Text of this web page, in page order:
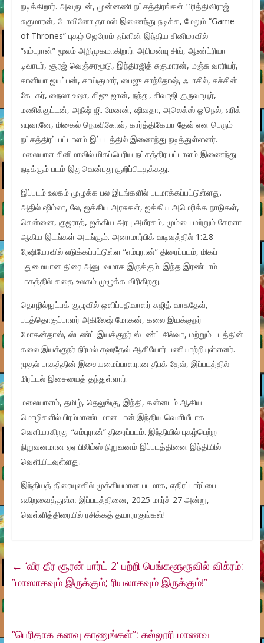
நடிக்கிறார். அவருடன், முன்னணி நட்சத்திரங்கள் பிரித்திவிராஜ்
சுகுமாரன், டோவினோ தாமஸ் இணைந்து நடிக்க, மேலும் “Game
of Thrones” புகழ் ஜெரோம் ஃப்ளின் இந்திய சினிமாவில்
“எம்புரான்” மூலம் அறிமுகமாகிறார். அபிமன்யு சிங், ஆண்ட்ரியா
டிவாடர், சூரஜ் வெஞ்சரமூடு, இந்திரஜித் சுகுமாரன், மஞ்சு வாரியர்,
சானியா ஐயப்பன், சாய்குமார், பைஜு சாந்தோஷ், ஃபாசில், சச்சின்
கேடகர், நைலா உஷா, கிஜு ஜான், நந்து, சிவாஜி குருவாயூர்,
மணிக்குட்டன், அநீஷ் ஜி. மேனன், ஷிவதா, அலெக்ஸ் ஓ’நெல், எரிக்
எபுவானே, மிகைல் நொவிகோவ், கார்த்திகேயா தேவ் என பெரும்
நட்சத்திரப் பட்டாளம் இப்படத்தில் இணைந்து நடித்துள்ளனர்.
மலையாள சினிமாவில் மிகப்பெரிய நட்சத்திர பட்டாளம் இணைந்து
நடிக்கும் படம் இதுவென்பது குறிப்பிடதக்கது.
இப்படம் உலகம் முழுக்க பல இடங்களில் படமாக்கப்பட்டுள்ளது.
அதில் ஷிம்லா, லே, ஐக்கிய அரசுகள், ஐக்கிய அமெரிக்க நாடுகள்,
சென்னை, குஜராத், ஐக்கிய அரபு அமீரகம், மும்பை மற்றும் கேரளா
ஆகிய இடங்கள் அடங்கும். அனாமார்பிக் வடிவத்தில் 1:2.8
ரேஷியோவில் எடுக்கப்பட்டுள்ள “எம்புரான்” திரைப்படம், மிகப்
புதுமையான திரை அனுபவமாக இருக்கும். இந்த இரண்டாம்
பாகத்தில் கதை உலகம் முழுக்க விரிகிறது.
தொழில்நுட்பக் குழுவில் ஒளிப்பதிவாளர் சுஜித் வாசுதேவ்,
படத்தொகுப்பாளர் அகிலேஷ் மோகன், கலை இயக்குநர்
மோகன்தாஸ், ஸ்டண்ட் இயக்குநர் ஸ்டண்ட் சில்வா, மற்றும் படத்தின்
கலை இயக்குநர் நிர்மல் சஹதேவ் ஆகியோர் பணியாற்றியுள்ளனர்.
முதல் பாகத்தின் இசையமைப்பாளரான தீபக் தேவ், இப்படத்தில்
மிரட்டல் இசையைத் தந்துள்ளார்.
மலையாளம், தமிழ், தெலுங்கு, இந்தி, கன்னடம் ஆகிய
மொழிகளில் பிரம்மாண்டமான பான் இந்திய வெளியீடாக
வெளியாகிறது “எம்புரான்” திரைப்படம். இந்தியில் புகழ்பெற்ற
நிறுவனமான ஏஏ பிலிம்ஸ் நிறுவனம் இப்படத்தினை இந்தியில்
வெளியிடவுள்ளது.
இந்தியத் திரையுலகில் முக்கியமான படமாக, எதிரப்பார்ப்பை
எகிறவைத்துள்ள இப்படத்தினை, 2025 மார்ச் 27 அன்று,
வெள்ளித்திரையில் ரசிக்கத் தயாராகுங்கள்!
← ‘வீர தீர சூரன் பார்ட் 2’ பற்றி பெங்களூரூவில் விக்ரம்:
”மாஸாகவும் இருக்கும்; ரியலாகவும் இருக்கும்!”
“பெரிதாக கனவு காணுங்கள்”: கல்லூரி மாணவ